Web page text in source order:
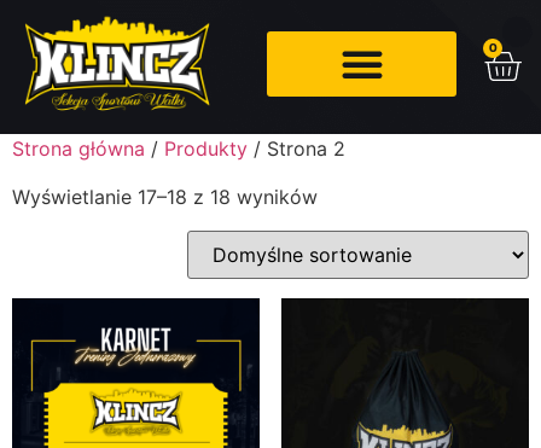
0
Strona główna / Produkty / Strona 2
Wyświetlanie 17–18 z 18 wyników